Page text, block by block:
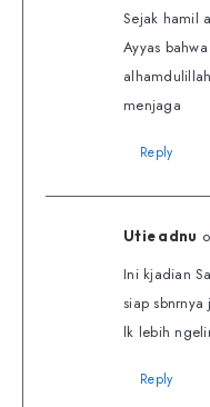
Sejak hamil
Ayyas
menjaga
Reply
Utie adnu
Ini kjadian
siap
lk lebih
Reply